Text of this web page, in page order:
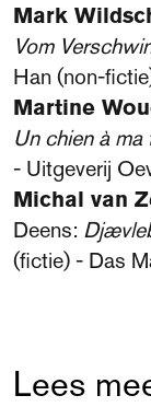
Mark
Vom
Han (non-
Martine
Un chien à ma
- Uitgeverij
Michal van
Deens:
(fictie) - Das
Lees